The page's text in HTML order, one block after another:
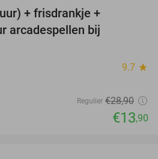
+ frisdrankje +
arcadespellen bij
9.7 star
Regulier €28,90
€13,90